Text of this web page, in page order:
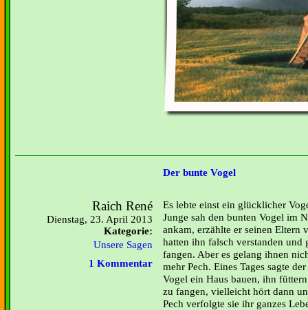
Der bunte Vogel
Raich René
Dienstag, 23. April 2013
Kategorie:
Unsere Sagen
1 Kommentar
Es lebte einst ein glücklicher
Junge sah den bunten Vogel im
ankam, erzählte er seinen Eltern
hatten ihn falsch verstanden
fangen. Aber es gelang ihnen
mehr Pech. Eines Tages sagte
Vogel ein Haus bauen, ihn
zu fangen, vielleicht hört dann
Pech verfolgte sie ihr ganzes